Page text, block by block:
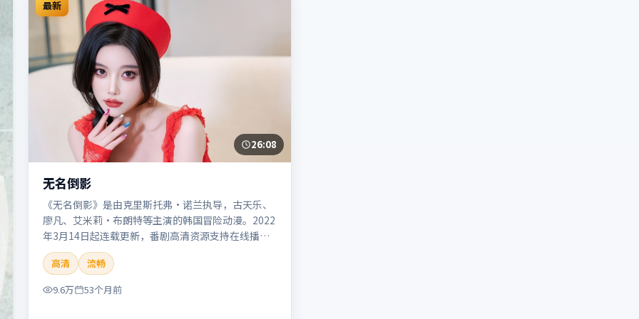
最新
26:08
无名倒影
《无名倒影》是由克里斯托弗·诺兰执导，古天乐、
廖凡、艾米莉·布朗特等主演的韩国冒险动漫。2022
年3月14日起连载更新，番剧高清资源支持在线播
放。剧情与看点：旅程险象环生，奇观与友情并行，
带来沉浸式探险体验。本片适合检索「无名倒影」
「克里斯托弗·诺兰」「冒险」「韩国」「2022」
「2022-03-14上映」等关键词的影迷阅读简介与主创
高清
流畅
9.6万
53个月前